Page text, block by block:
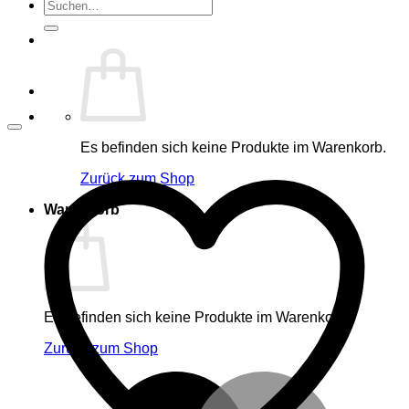
Suche
nach:
Es befinden sich keine Produkte im Warenkorb.
Zurück zum Shop
Warenkorb
Es befinden sich keine Produkte im Warenkorb.
Zurück zum Shop